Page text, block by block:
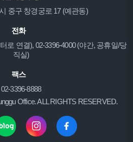
중구 창경궁로 17 (예관동)
전화
로 연결), 02-3396-4000 (야간, 공휴일/당
직실)
팩스
02-3396-8888
Office. ALL RIGHTS RESERVED.